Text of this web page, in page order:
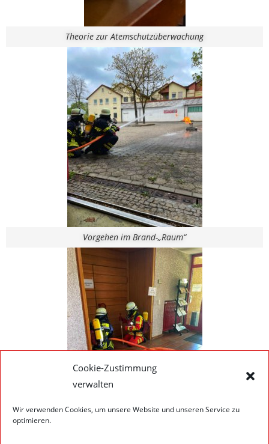
Cookie-Zustimmung
verwalten
Wir verwenden Cookies, um unsere Website und unseren Service zu
optimieren.
Theorie zur Atemschutzüberwachung
Vorgehen im Brand-„Raum“